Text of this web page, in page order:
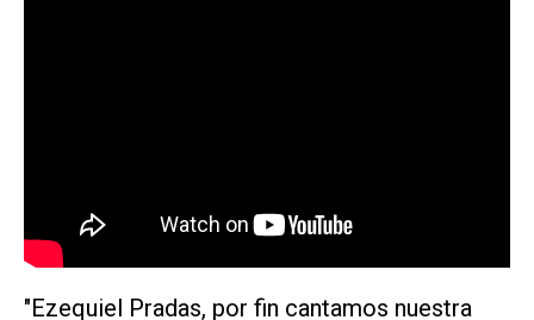
"Ezequiel Pradas, por fin cantamos nuestra